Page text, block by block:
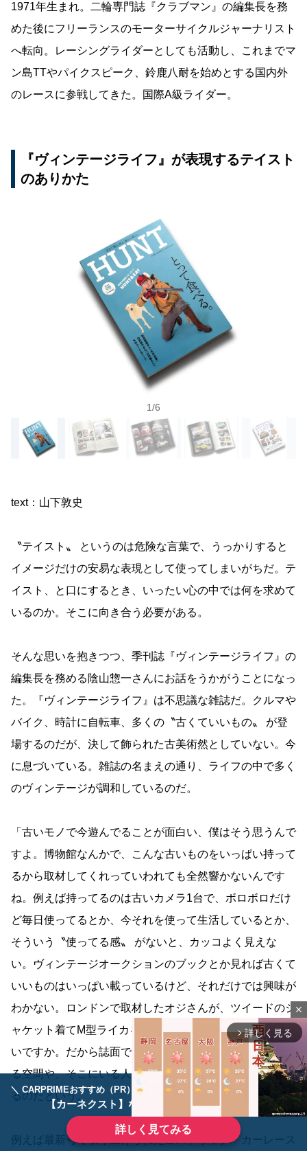
＼ CARPRIMEおすすめ（PR） ／ ディーラーで手放すのはもったいない！
【カーネクスト】ならどんなクルマも高価買取
詳しく見てみる
1971年生まれ。二輪専門誌『クラブマン』の編集長を務
めた後にフリーランスのモーターサイクルジャーナリスト
へ転向。レーシングライダーとしても活動し、これまでマ
ン島TTやパイクスピーク、鈴鹿八耐を始めとする国内外
のレースに参戦してきた。国際A級ライダー。
『ヴィンテージライフ』が表現するテイスト
のありかた
1/6
text：山下敦史
〝テイスト〟 というのは危険な言葉で、うっかりすると
イメージだけの安易な表現として使ってしまいがちだ。テ
イスト、と口にするとき、いったい心の中では何を求めて
いるのか。そこに向き合う必要がある。
そんな思いを抱きつつ、季刊誌『ヴィンテージライフ』の
編集長を務める陰山惣一さんにお話をうかがうことになっ
た。『ヴィンテージライフ』は不思議な雑誌だ。クルマや
バイク、時計に自転車、多くの〝古くていいもの〟 が登
場するのだが、決して飾られた古美術然としていない。今
に息づいている。雑誌の名まえの通り、ライフの中で多く
のヴィンテージが調和しているのだ。
「古いモノで今遊んでることが面白い、僕はそう思うんで
すよ。博物館なんかで、こんな古いものをいっぱい持って
るから取材してくれっていわれても全然響かないんです
ね。例えば持ってるのは古いカメラ1台で、ボロボロだけ
ど毎日使ってるとか、今それを使って生活しているとか、
そういう〝使ってる感〟 がないと、カッコよく見えな
い。ヴィンテージオークションのブックとか見れば古くて
いいものはいっぱい載っているけど、それだけでは興味が
わかない。ロンドンで取材したオジさんが、ツイードのジ
ャケット着てM型ライカを持ってたら、欲しくなるじゃな
いですか。だから誌面で使われる写真も、「そのモノがあ
る空間や、そこにいる人を見せたい」という基準で選ばれ
るのだという。
例えば最新号で取り上げられたヒストリック・カーレース
close
arrow_forward_ios 詳しく見る